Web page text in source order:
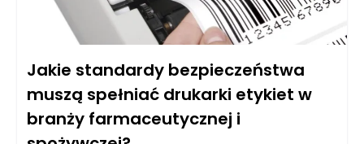
Jakie standardy bezpieczeństwa
muszą spełniać drukarki etykiet w
branży farmaceutycznej i